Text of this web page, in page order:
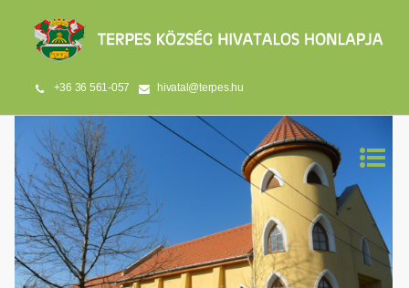
+36 36 561-057 hivatal@terpes.hu